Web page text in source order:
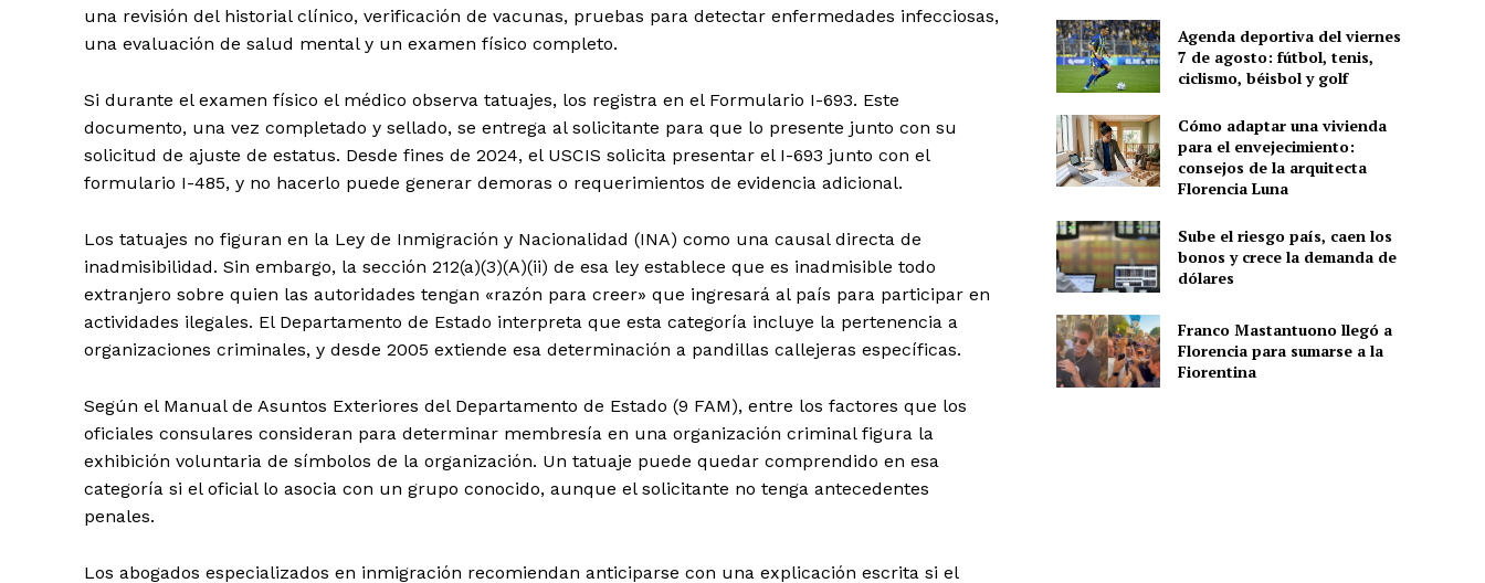
una revisión del historial clínico, verificación de vacunas, pruebas para detectar enfermedades infecciosas,
una evaluación de salud mental y un examen físico completo.
Si durante el examen físico el médico observa tatuajes, los registra en el Formulario I-693. Este
documento, una vez completado y sellado, se entrega al solicitante para que lo presente junto con su
solicitud de ajuste de estatus. Desde fines de 2024, el USCIS solicita presentar el I-693 junto con el
formulario I-485, y no hacerlo puede generar demoras o requerimientos de evidencia adicional.
Los tatuajes no figuran en la Ley de Inmigración y Nacionalidad (INA) como una causal directa de
inadmisibilidad. Sin embargo, la sección 212(a)(3)(A)(ii) de esa ley establece que es inadmisible todo
extranjero sobre quien las autoridades tengan «razón para creer» que ingresará al país para participar en
actividades ilegales. El Departamento de Estado interpreta que esta categoría incluye la pertenencia a
organizaciones criminales, y desde 2005 extiende esa determinación a pandillas callejeras específicas.
Según el Manual de Asuntos Exteriores del Departamento de Estado (9 FAM), entre los factores que los
oficiales consulares consideran para determinar membresía en una organización criminal figura la
exhibición voluntaria de símbolos de la organización. Un tatuaje puede quedar comprendido en esa
categoría si el oficial lo asocia con un grupo conocido, aunque el solicitante no tenga antecedentes
penales.
Los abogados especializados en inmigración recomiendan anticiparse con una explicación escrita si el
Agenda deportiva del viernes
7 de agosto: fútbol, tenis,
ciclismo, béisbol y golf
Cómo adaptar una vivienda
para el envejecimiento:
consejos de la arquitecta
Florencia Luna
Sube el riesgo país, caen los
bonos y crece la demanda de
dólares
Franco Mastantuono llegó a
Florencia para sumarse a la
Fiorentina